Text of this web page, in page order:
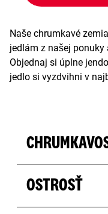
Naše chrumkavé
jedlám z našej
Objednaj si úplne
jedlo si vyzdvihni v
OSTROSŤ